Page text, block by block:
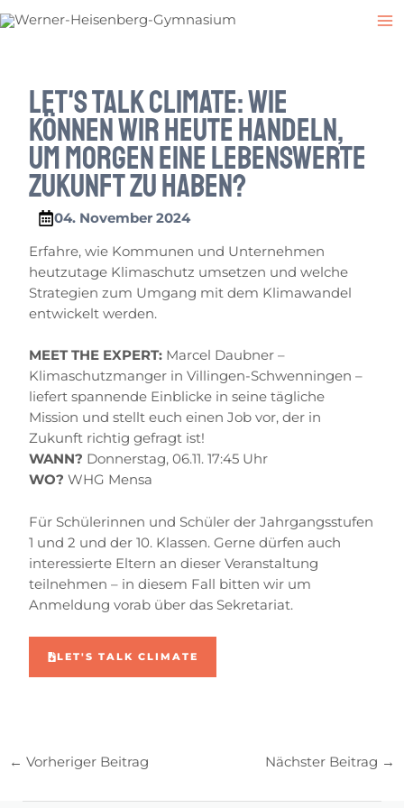
Inhalt
Let's talk Climate: WIE
KÖNNEN WIR HEUTE HANDELN,
UM MORGEN EINE LEBENSWERTE
ZUKuNFT Zu HABEN?
04. November 2024
Erfahre, wie Kommunen und Unternehmen
heutzutage Klimaschutz umsetzen und welche
Strategien zum Umgang mit dem Klimawandel
entwickelt werden.
MEET THE EXPERT: Marcel Daubner –
Klimaschutzmanger in Villingen-Schwenningen –
liefert spannende Einblicke in seine tägliche
Mission und stellt euch einen Job vor, der in
Zukunft richtig gefragt ist!
WANN? Donnerstag, 06.11. 17:45 Uhr
WO? WHG Mensa
Für Schülerinnen und Schüler der Jahrgangsstufen
1 und 2 und der 10. Klassen. Gerne dürfen auch
interessierte Eltern an dieser Veranstaltung
teilnehmen – in diesem Fall bitten wir um
Anmeldung vorab über das Sekretariat.
LET'S TALK CLIMATE
navigation
← Vorheriger Beitrag Nächster Beitrag →